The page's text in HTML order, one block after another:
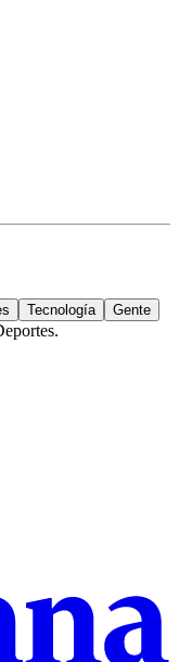
Tecnología Gente
.